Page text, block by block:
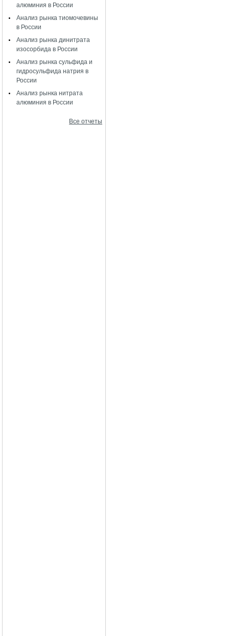
алюминия в России
Анализ рынка тиомочевины
в России
Анализ рынка динитрата
изосорбида в России
Анализ рынка сульфида и
гидросульфида натрия в
России
Анализ рынка нитрата
алюминия в России
Все отчеты